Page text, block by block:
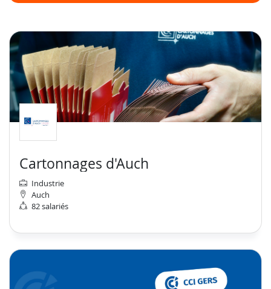
Cartonnages d'Auch
Industrie
Auch
82 salariés